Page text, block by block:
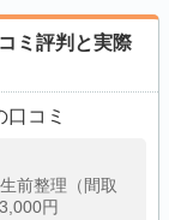
ミ評判と実際
コミ
前整理（間取
円